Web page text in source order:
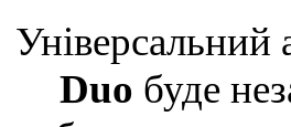
Універсальний
Duo буде